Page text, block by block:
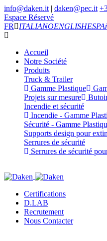
info@daken.it | daken@pec.it
Espace Réservé
FR
ITALIANOENGLISH
Accueil
Notre Société
Produits
Truck & Trailer
Gamme Plastique
Projets sur mesure
Incendie et sécurité
Incendie - Gamme
Sécurité - Gamme
Supports design pour
Serrures de sécurité
Serrures de sécurité
Certifications
D.LAB
Recrutement
Nous Contacter